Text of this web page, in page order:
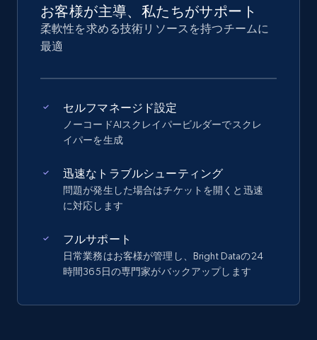
お客様が主導、私たちがサポート
柔軟性を求める技術リソースを持つチームに
最適
セルフマネージド設定
ノーコードAIスクレイパービルダーでスクレ
イパーを生成
迅速なトラブルシューティング
問題が発生した場合はチケットを開くと迅速
に対応します
フルサポート
日常業務はお客様が管理し、Bright Dataの24
時間365日の専門家がバックアップします